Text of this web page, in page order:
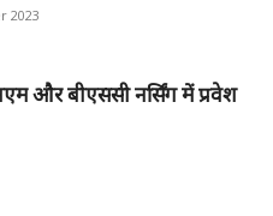
2023
और बीएससी नर्सिंग में प्रवेश